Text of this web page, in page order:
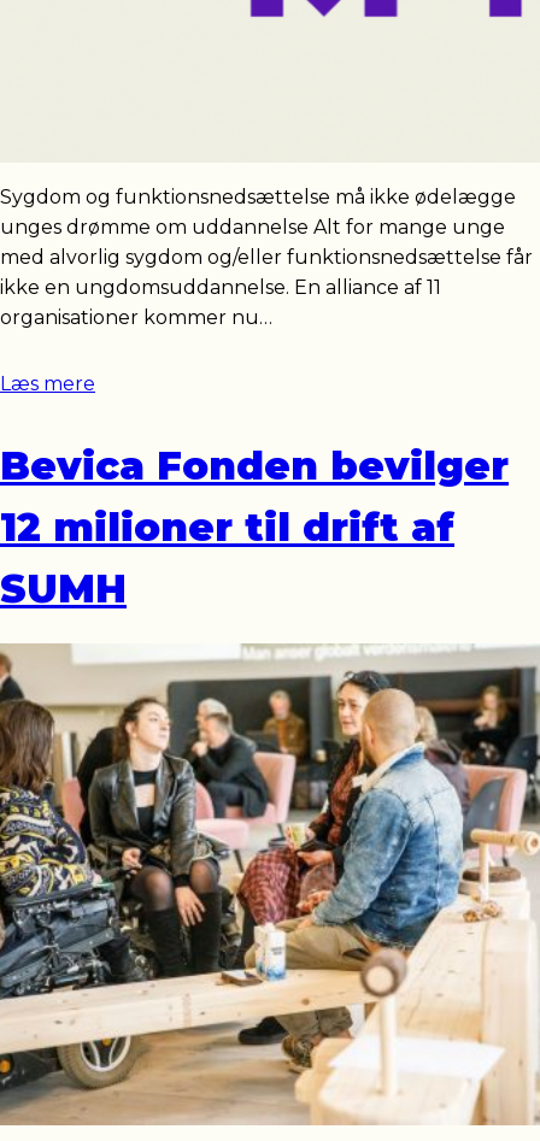
Sygdom og funktionsnedsættelse må ikke ødelægge
unges drømme om uddannelse Alt for mange unge
med alvorlig sygdom og/eller funktionsnedsættelse får
ikke en ungdomsuddannelse. En alliance af 11
organisationer kommer nu…
Læs mere
Bevica Fonden bevilger
12 milioner til drift af
SUMH